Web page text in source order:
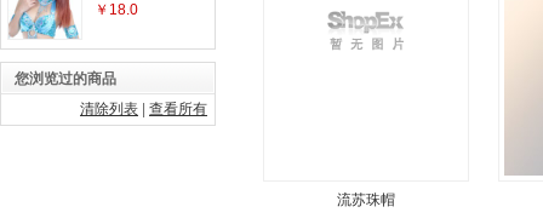
流苏珠帽
￥18.0
您浏览过的商品
清除列表
查看所有